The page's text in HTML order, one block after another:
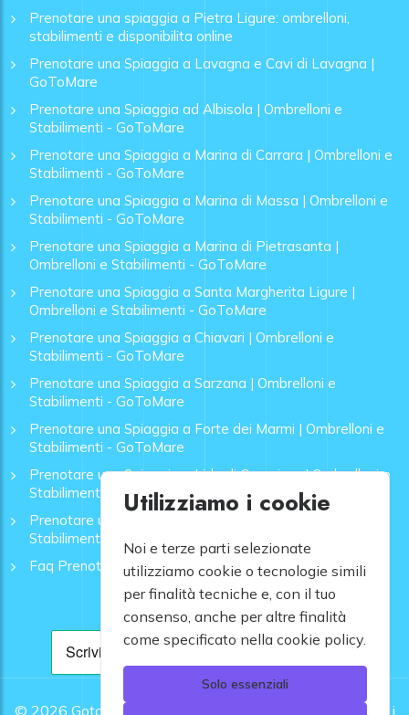
Prenotare una spiaggia a Pietra Ligure: ombrelloni,
stabilimenti e disponibilita online
Prenotare una Spiaggia a Lavagna e Cavi di Lavagna |
GoToMare
Prenotare una Spiaggia ad Albisola | Ombrelloni e
Stabilimenti - GoToMare
Prenotare una Spiaggia a Marina di Carrara | Ombrelloni e
Stabilimenti - GoToMare
Prenotare una Spiaggia a Marina di Massa | Ombrelloni e
Stabilimenti - GoToMare
Prenotare una Spiaggia a Marina di Pietrasanta |
Ombrelloni e Stabilimenti - GoToMare
Prenotare una Spiaggia a Santa Margherita Ligure |
Ombrelloni e Stabilimenti - GoToMare
Prenotare una Spiaggia a Chiavari | Ombrelloni e
Stabilimenti - GoToMare
Prenotare una Spiaggia a Sarzana | Ombrelloni e
Stabilimenti - GoToMare
Prenotare una Spiaggia a Forte dei Marmi | Ombrelloni e
Stabilimenti - GoToMare
Prenotare una Spiaggia a Lido di Camaiore | Ombrelloni e
Stabilimenti - GoToMare
Prenotare una Spiaggia a Rapallo | Ombrelloni e
Stabilimenti - GoToMare
Faq Prenotazione Spiagge
© 2026 Gotomare srl - Partita IVA 12948810960 . Tutti i
Utilizziamo i cookie
Noi e terze parti selezionate
utilizziamo cookie o tecnologie simili
per finalità tecniche e, con il tuo
consenso, anche per altre finalità
come specificato nella cookie policy.
Solo essenziali